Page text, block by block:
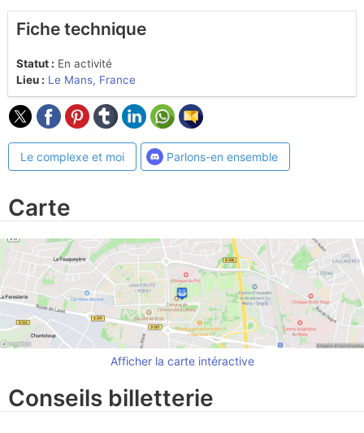
Fiche technique
Statut : En activité
Lieu : Le Mans, France
Le complexe et moi Parlons-en ensemble
Carte
Afficher la carte intéractive
Conseils billetterie